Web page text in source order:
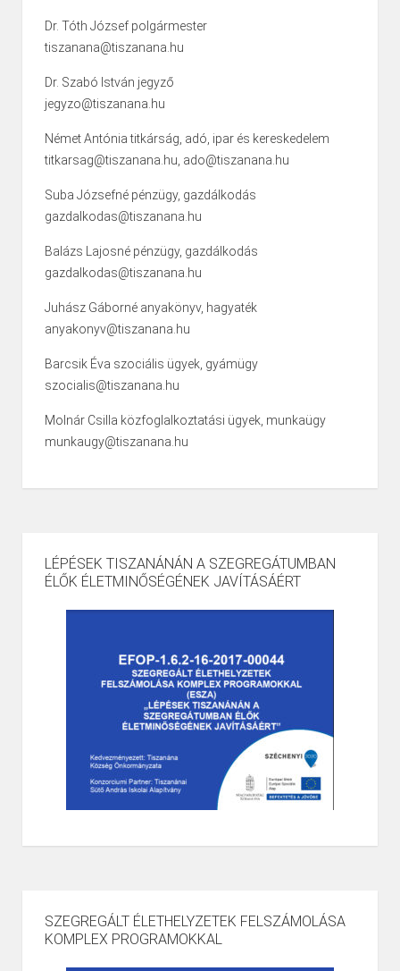
Dr. Tóth József polgármester
tiszanana@tiszanana.hu
Dr. Szabó István jegyző
jegyzo@tiszanana.hu
Német Antónia titkárság, adó, ipar és kereskedelem
titkarsag@tiszanana.hu, ado@tiszanana.hu
Suba Józsefné pénzügy, gazdálkodás
gazdalkodas@tiszanana.hu
Balázs Lajosné pénzügy, gazdálkodás
gazdalkodas@tiszanana.hu
Juhász Gáborné anyakönyv, hagyaték
anyakonyv@tiszanana.hu
Barcsik Éva szociális ügyek, gyámügy
szocialis@tiszanana.hu
Molnár Csilla közfoglalkoztatási ügyek, munkaügy
munkaugy@tiszanana.hu
LÉPÉSEK TISZANÁNÁN A SZEGREGÁTUMBAN
ÉLŐK ÉLETMINŐSÉGÉNEK JAVÍTÁSÁÉRT
SZEGREGÁLT ÉLETHELYZETEK FELSZÁMOLÁSA
KOMPLEX PROGRAMOKKAL